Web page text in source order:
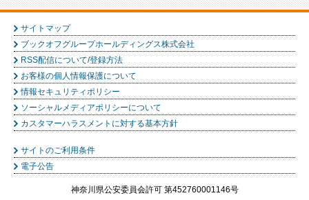
サイトマップ
ブックオフグループホールディングス株式会社
RSS配信について/登録方法
お客様の個人情報保護について
情報セキュリティポリシー
ソーシャルメディアポリシーについて
カスタマーハラスメントに対する基本方針
サイトのご利用条件
電子公告
神奈川県公安委員会許可 第452760001146号